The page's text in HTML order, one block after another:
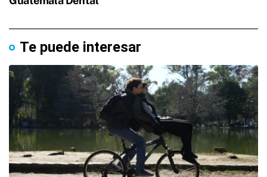
Te puede interesar